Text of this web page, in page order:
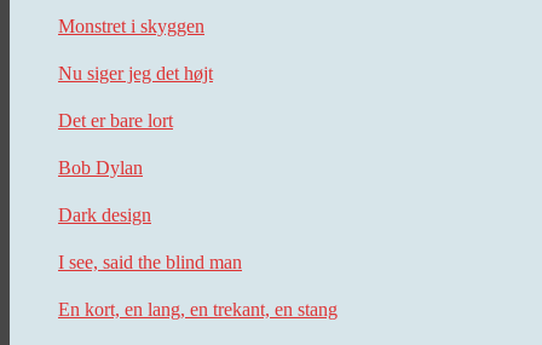
Monstret i skyggen
Nu siger jeg det højt
Det er bare lort
Bob Dylan
Dark design
I see, said the blind man
En kort, en lang, en trekant, en stang